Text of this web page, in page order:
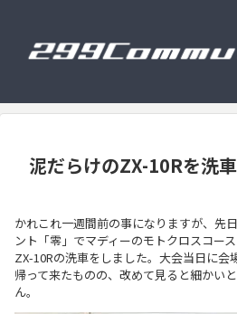
泥だらけのZX-10Rを洗車
かれこれ一週間前の事になりますが、先
ント「零」でマディーのモトクロスコー
ZX-10Rの洗車をしました。大会当日に会
帰って来たものの、改めて見ると細かい
ん。